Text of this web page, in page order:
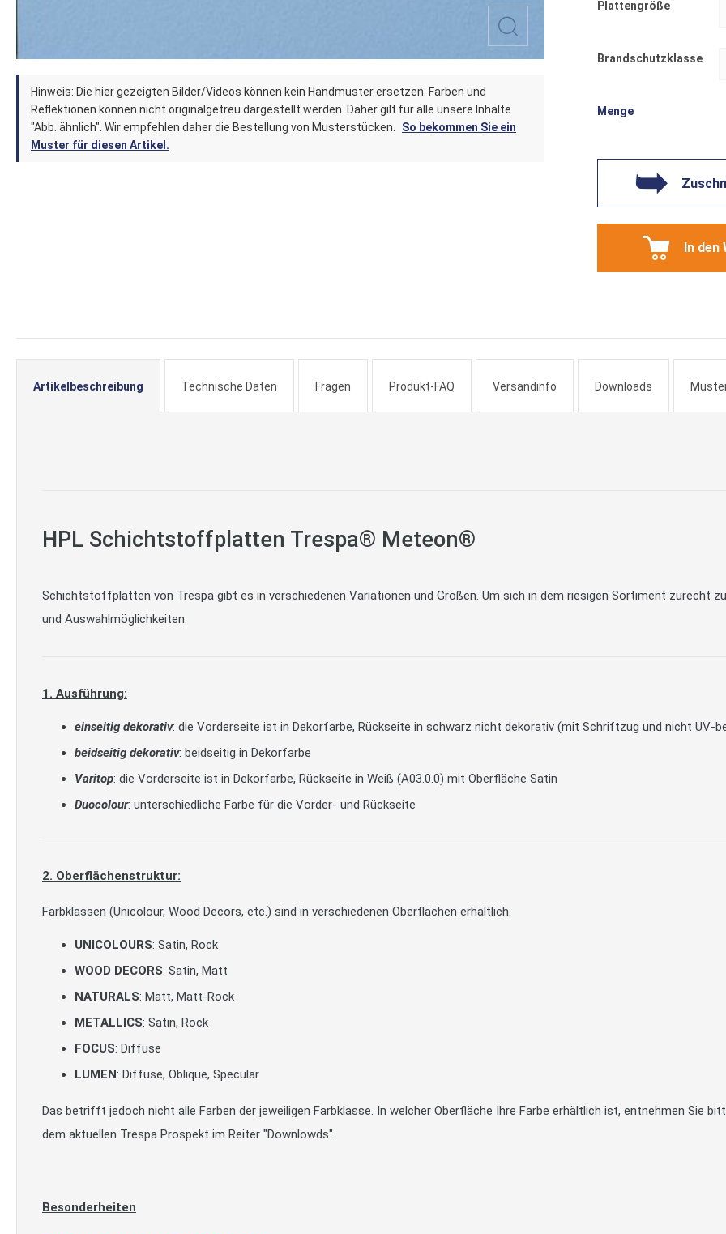
Zum
Anfang
der
Bildergalerie
Hinweis: Die hier gezeigten Bilder/Videos können kein Handmuster ersetzen. Farben und
Reflektionen können nicht originalgetreu dargestellt werden. Daher gilt für alle unsere Inhalte
"Abb. ähnlich". Wir empfehlen daher die Bestellung von Musterstücken.
So bekommen Sie ein
Muster für diesen Artikel.
Plattengröße
Brandschutzklasse
Menge
In den
Artikelbeschreibung
HPL Schichtstoffplatten Trespa® Meteon®
Schichtstoffplatten von Trespa gibt es in verschiedenen Variationen und Größen. Um sich in dem riesigen Sortiment zurecht
und Auswahlmöglichkeiten.
1. Ausführung:
einseitig dekorativ: die Vorderseite ist in Dekorfarbe, Rückseite in schwarz nicht dekorativ (mit Schriftzug und nicht UV-
beidseitig dekorativ: beidseitig in Dekorfarbe
Varitop: die Vorderseite ist in Dekorfarbe, Rückseite in Weiß (A03.0.0) mit Oberfläche Satin
Duocolour: unterschiedliche Farbe für die Vorder- und Rückseite
2. Oberflächenstruktur:
Farbklassen (Unicolour, Wood Decors, etc.) sind in verschiedenen Oberflächen erhältlich.
UNICOLOURS: Satin, Rock
WOOD DECORS: Satin, Matt
NATURALS: Matt, Matt-Rock
METALLICS: Satin, Rock
FOCUS: Diffuse
LUMEN: Diffuse, Oblique, Specular
Das betrifft jedoch nicht alle Farben der jeweiligen Farbklasse. In welcher Oberfläche Ihre Farbe erhältlich ist, entnehmen Sie
dem aktuellen Trespa Prospekt im Reiter "Downlowds".
Besonderheiten
Technische Daten Fragen Produkt-FAQ Versandinfo Downloads